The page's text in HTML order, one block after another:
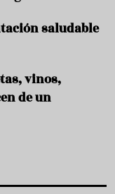
saludable
vinos,
de un